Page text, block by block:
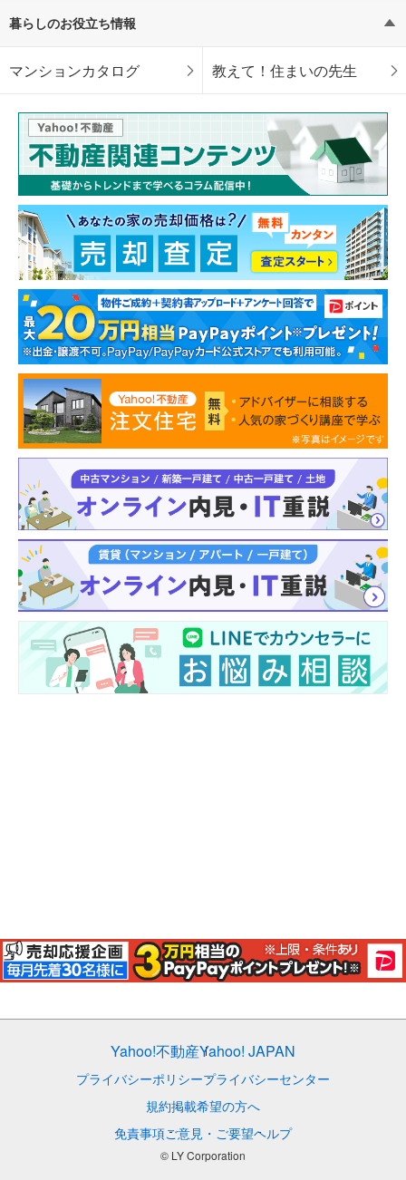
暮らしのお役立ち情報
マンションカタログ 教えて！住まいの先生
Yahoo!不動産Yahoo! JAPAN
プライバシーポリシープライバシーセンター
規約掲載希望の方へ
免責事項ご意見・ご要望ヘルプ
© LY Corporation